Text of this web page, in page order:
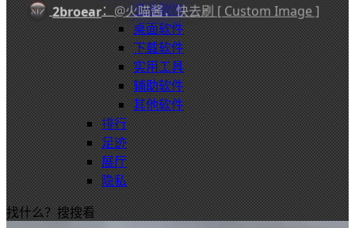
设计软件
桌面软件
下载软件
实用工具
辅助软件
其他软件
排行
足迹
展厅
隐私
找什么？搜搜看
2broear：@火喵酱，快去刷 [ Custom Image ]